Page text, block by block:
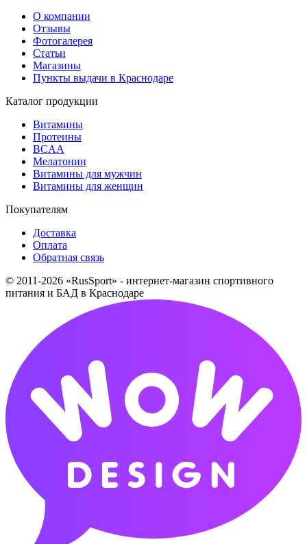
О компании
Отзывы
Фотогалерея
Статьи
Магазины
Пункты выдачи в Краснодаре
Каталог продукции
Витамины
Протеины
BCAA
Мелатонин
Витамины для мужчин
Витамины для женщин
Покупателям
Доставка
Оплата
Обратная связь
© 2011-2026 «RusSport» - интернет-магазин спортивного
питания и БАД в Краснодаре